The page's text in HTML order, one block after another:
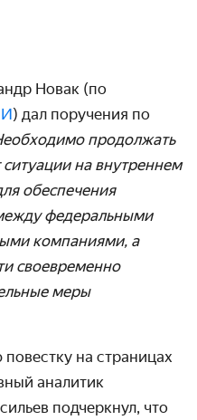
Новак (по
) дал поручения по
продолжать
на внутреннем
обеспечения
федеральными
компаниями, а
своевременно
меры
на страницах
аналитик
подчеркнул, что